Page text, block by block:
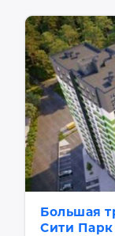
Большая
Сити